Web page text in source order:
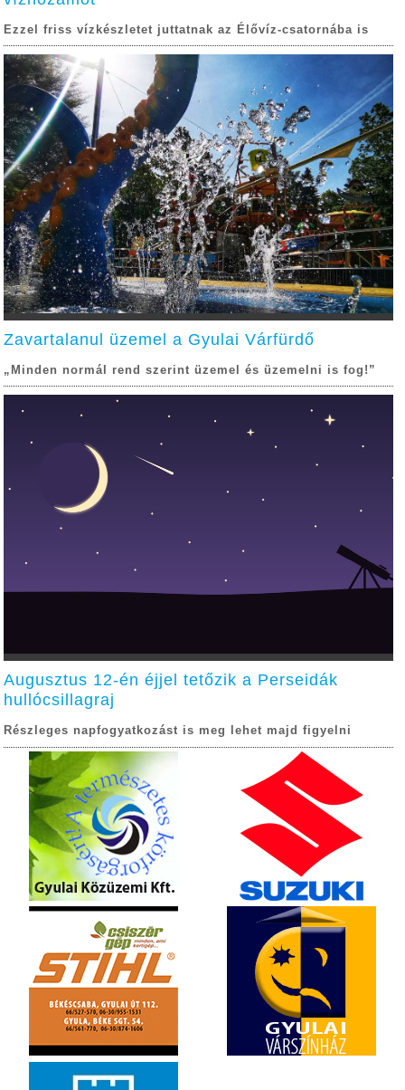
Ezzel friss vízkészletet juttatnak az Élővíz-csatornába is
Zavartalanul üzemel a Gyulai Várfürdő
„Minden normál rend szerint üzemel és üzemelni is fog!”
Augusztus 12-én éjjel tetőzik a Perseidák
hullócsillagraj
Részleges napfogyatkozást is meg lehet majd figyelni